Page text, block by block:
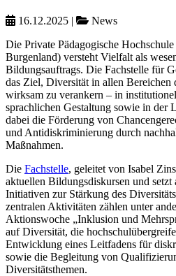
16.12.2025 |
News
Die Private Pädagogische
Burgenland) versteht Vielfalt als
Bildungsauftrags. Die Fachstelle für
das Ziel, Diversität in allen Bereichen
wirksam zu verankern – in
sprachlichen Gestaltung sowie in der
dabei die Förderung von
und Antidiskriminierung durch
Maßnahmen.
Die Fachstelle, geleitet von Isabel
aktuellen Bildungsdiskursen und
Initiativen zur Stärkung des
zentralen Aktivitäten zählen unter
Aktionswoche „Inklusion und
auf Diversität, die
Entwicklung eines Leitfadens für
sowie die Begleitung von
Diversitätsthemen.